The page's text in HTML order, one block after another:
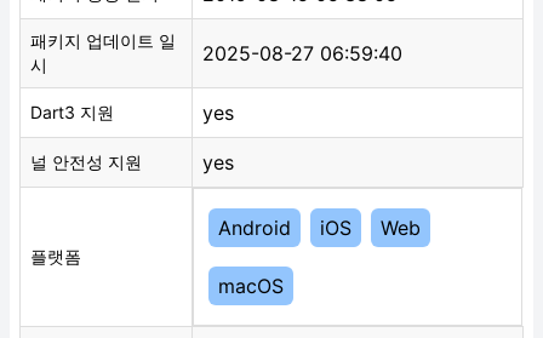
패키지 업데이트 일
시
2025-08-27 06:59:40
Dart3 지원 yes
널 안전성 지원 yes
플랫폼
Android iOS Web
macOS